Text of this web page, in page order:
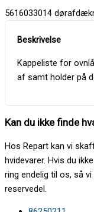
5616033014
Kappeliste for
af samt holder på
Kan du ikke finde
Hos Repart kan vi
hvidevarer. Hvis du
ring endelig til os, så
reservedel.